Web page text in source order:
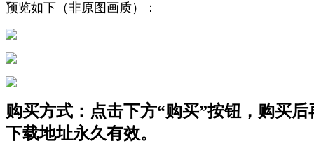
预览如下（非原图画质）：
购买方式：点击下方“购买”按钮，购买
下载地址永久有效。